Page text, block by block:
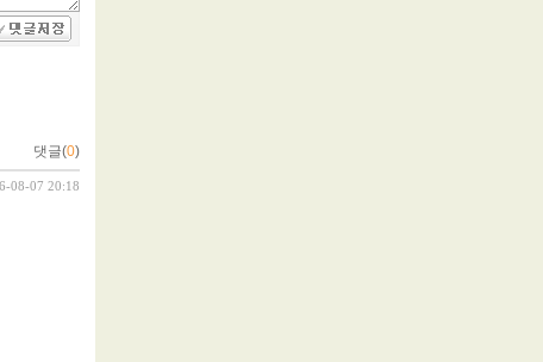
댓글(0)
08-07 20:18